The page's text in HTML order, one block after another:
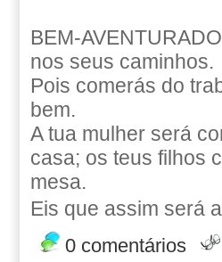
BEM-
nos seus caminhos.
Pois comerás do
bem.
A tua mulher será
casa; os teus filhos
mesa.
Eis que assim será
0 comentários